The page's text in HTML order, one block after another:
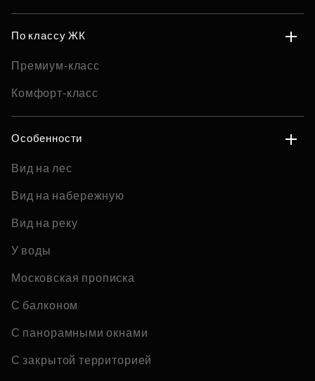
По классу ЖК
Премиум-класс
Комфорт-класс
Особенности
Вид на лес
Вид на набережную
Вид на реку
У воды
Московская прописка
С балконом
С панорамными окнами
С закрытой территорией